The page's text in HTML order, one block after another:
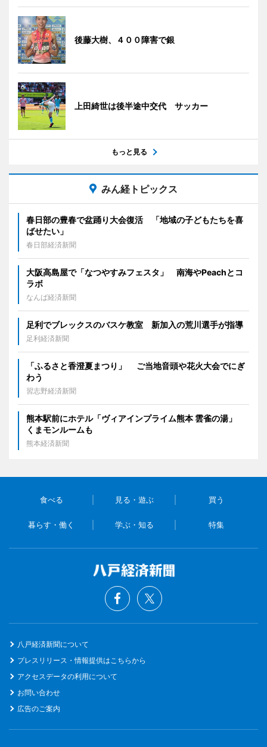
後藤大樹、４００障害で銀
上田綺世は後半途中交代 サッカー
もっと見る
みん経トピックス
春日部の豊春で盆踊り大会復活 「地域の子どもたちを喜
ばせたい」
春日部経済新聞
大阪高島屋で「なつやすみフェスタ」 南海やPeachとコ
ラボ
なんば経済新聞
足利でブレックスのバスケ教室 新加入の荒川選手が指導
足利経済新聞
「ふるさと香澄夏まつり」 ご当地音頭や花火大会でにぎ
わう
習志野経済新聞
熊本駅前にホテル「ヴィアインプライム熊本 雲雀の湯」
くまモンルームも
熊本経済新聞
食べる 見る・遊ぶ 買う
暮らす・働く 学ぶ・知る 特集
八戸経済新聞について
プレスリリース・情報提供はこちらから
アクセスデータの利用について
お問い合わせ
広告のご案内